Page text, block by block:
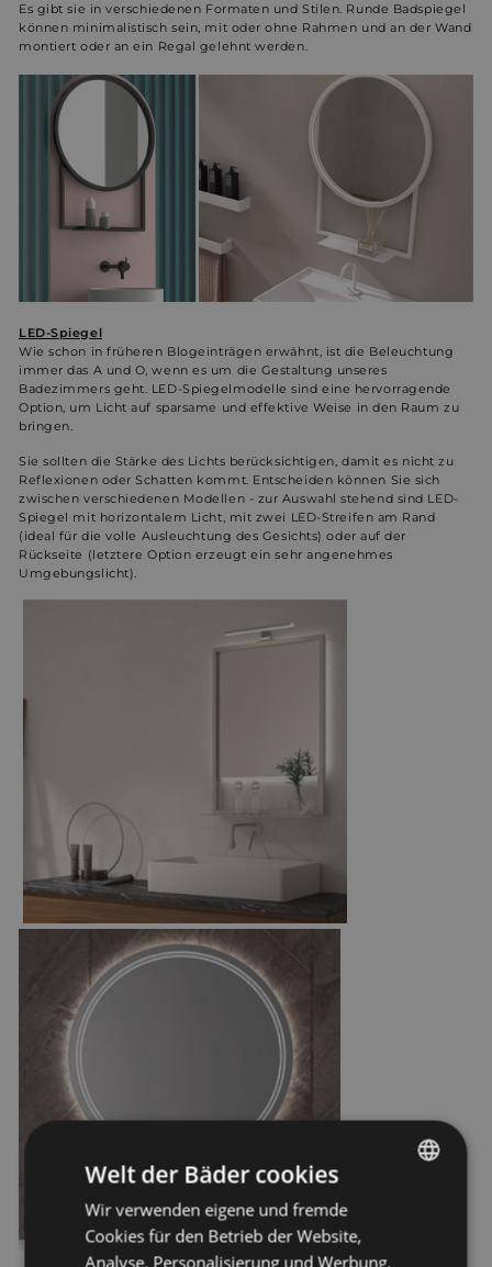
Es gibt sie in verschiedenen Formaten und Stilen. Runde Badspiegel
können minimalistisch sein, mit oder ohne Rahmen und an der Wand
montiert oder an ein Regal gelehnt werden.
LED-Spiegel
Wie schon in früheren Blogeinträgen erwähnt, ist die Beleuchtung
immer das A und O, wenn es um die Gestaltung unseres
Badezimmers geht. LED-Spiegelmodelle sind eine hervorragende
Option, um Licht auf sparsame und effektive Weise in den Raum zu
bringen.
Sie sollten die Stärke des Lichts berücksichtigen, damit es nicht zu
Reflexionen oder Schatten kommt. Entscheiden können Sie sich
zwischen verschiedenen Modellen - zur Auswahl stehend sind LED-
Spiegel mit horizontalem Licht, mit zwei LED-Streifen am Rand
(ideal für die volle Ausleuchtung des Gesichts) oder auf der
Rückseite (letztere Option erzeugt ein sehr angenehmes
Umgebungslicht).
Welt der Bäder cookies
Wir verwenden eigene und fremde
Cookies für den Betrieb der Website,
Analyse, Personalisierung und Werbung.